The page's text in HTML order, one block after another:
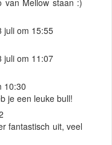
juli om 15:55
juli om 11:07
10:30
je een leuke bull!
fantastisch uit, veel